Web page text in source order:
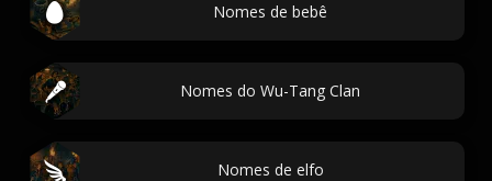
Nomes de bebê
Nomes do Wu-Tang Clan
Nomes de elfo